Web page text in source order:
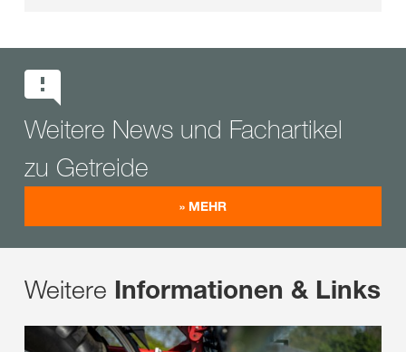
Weitere News und Fachartikel
zu Getreide
» MEHR
Weitere Informationen & Links